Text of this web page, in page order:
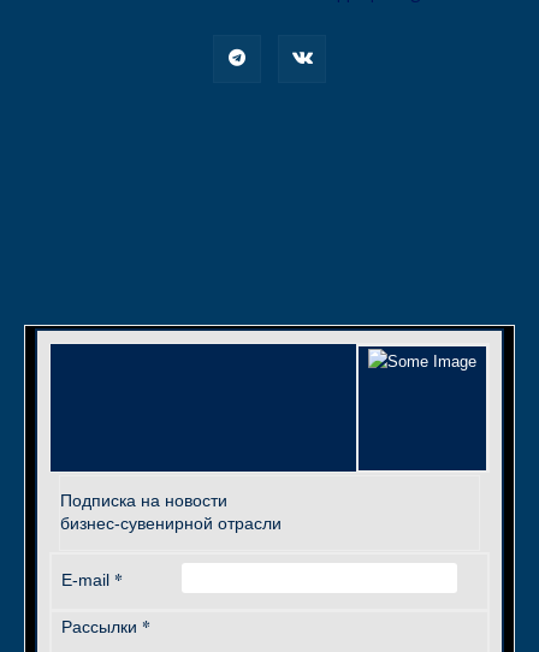
Подписка на новости
бизнес-сувенирной отрасли
E-mail *
Рассылки *